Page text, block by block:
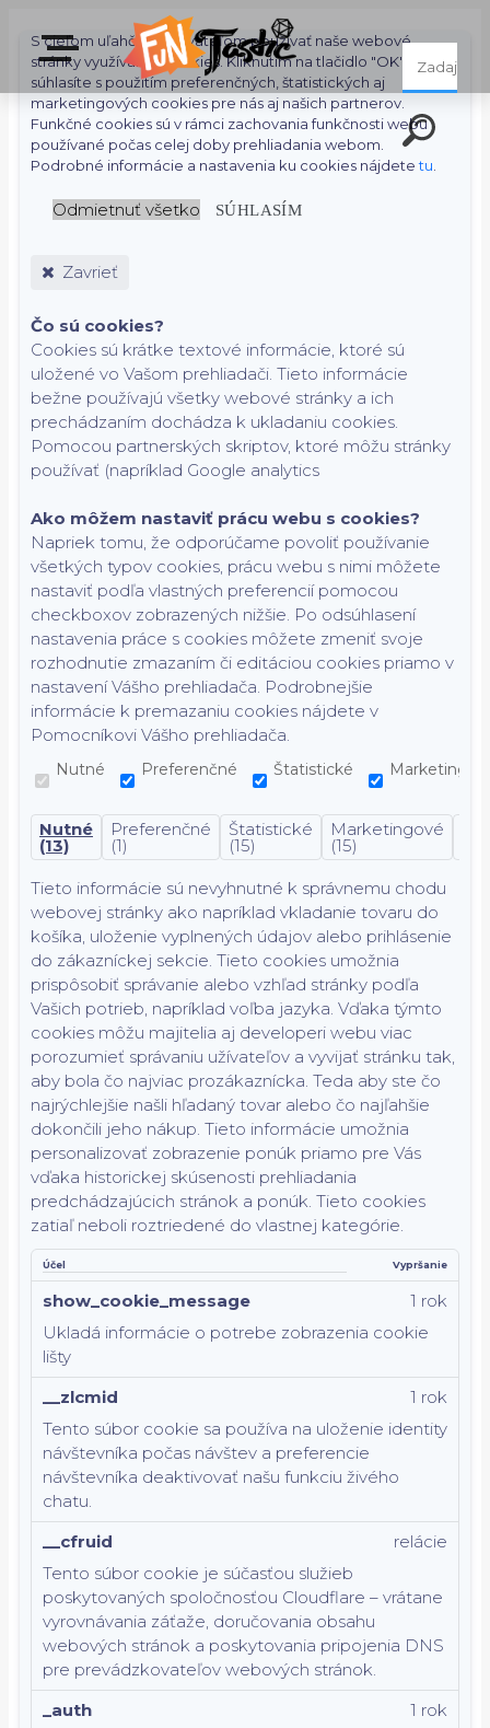
S cieľom uľahčiť používateľom používať naše webové
stránky využívame cookies. Kliknutím na tlačidlo "OK"
súhlasíte s použitím preferenčných, štatistických aj
marketingových cookies pre nás aj našich partnerov.
Funkčné cookies sú v rámci zachovania funkčnosti webu
používané počas celej doby prehliadania webom.
Podrobné informácie a nastavenia ku cookies nájdetetu
Odmietnuť všetko SÚHLASÍM
Zavrieť
Čo sú cookies?
Cookies sú krátke textové informácie, ktoré sú
uložené vo Vašom prehliadači. Tieto informácie
bežne používajú všetky webové stránky a ich
prechádzaním dochádza k ukladaniu cookies.
Pomocou partnerských skriptov, ktoré môžu stránky
používať (napríklad Google analytics
Ako môžem nastaviť prácu webu s cookies?
Napriek tomu, že odporúčame povoliť používanie
všetkých typov cookies, prácu webu s nimi môžete
nastaviť podľa vlastných preferencií pomocou
checkboxov zobrazených nižšie. Po odsúhlasení
nastavenia práce s cookies môžete zmeniť svoje
rozhodnutie zmazaním či editáciou cookies priamo v
nastavení Vášho prehliadača. Podrobnejšie
informácie k premazaniu cookies nájdete v
Pomocníkovi Vášho prehliadača.
Nutné Preferenčné Štatistické
Nutné
(13)
Preferenčné
(1)
Štatistické
(15)
Marketingové
(15)
Tieto informácie sú nevyhnutné k správnemu chodu
webovej stránky ako napríklad vkladanie tovaru do
košíka, uloženie vyplnených údajov alebo prihlásenie
do zákazníckej sekcie. Tieto cookies umožnia
prispôsobiť správanie alebo vzhľad stránky podľa
Vašich potrieb, napríklad voľba jazyka. Vďaka týmto
cookies môžu majitelia aj developeri webu viac
porozumieť správaniu užívateľov a vyvijať stránku tak,
aby bola čo najviac prozákaznícka. Teda aby ste čo
najrýchlejšie našli hľadaný tovar alebo čo najľahšie
dokončili jeho nákup. Tieto informácie umožnia
personalizovať zobrazenie ponúk priamo pre Vás
vďaka historickej skúsenosti prehliadania
predchádzajúcich stránok a ponúk. Tieto cookies
zatiaľ neboli roztriedené do vlastnej kategórie.
Účel Vypršanie
show_cookie_message
Ukladá informácie o potrebe zobrazenia cookie
lišty
1 rok
__zlcmid
Tento súbor cookie sa používa na uloženie identity
návštevníka počas návštev a preferencie
návštevníka deaktivovať našu funkciu živého
chatu.
1 rok
__cfruid
Tento súbor cookie je súčasťou služieb
poskytovaných spoločnosťou Cloudflare – vrátane
vyrovnávania záťaže, doručovania obsahu
webových stránok a poskytovania pripojenia DNS
pre prevádzkovateľov webových stránok.
relácie
_auth
1 rok